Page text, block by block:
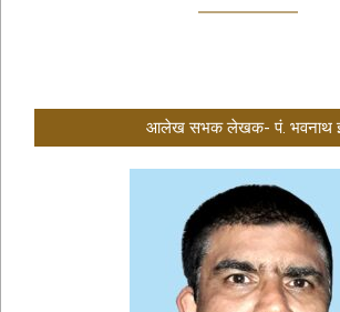
आलेख सभक लेखक- पं. भवनाथ